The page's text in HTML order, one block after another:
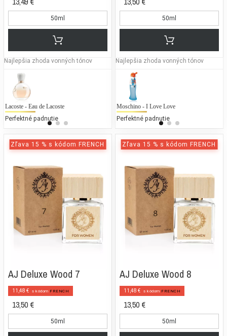
50ml
Najlepšia zhoda vonných tónov
Lacoste - Eau de Lacoste
Perfektné padnutie
Mexx - Woman
25 % bežných vonných tónov
50ml
Najlepšia zhoda vonných tónov
Moschino - I Love Love
Perfektné padnutie
Zľava 15 % s kódom FRENCH
AJ Deluxe Wood 7
11,48 € s kódom FRENCH
13,50 €
50ml
Zľava 15 % s kódom FRENCH
AJ Deluxe Wood 8
11,48 € s kódom FRENCH
13,50 €
50ml